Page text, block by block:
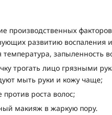
производственных
развитию воспаления
температура, запыленность
трогать лицо грязными
мыть руки и кожу чаще;
против роста волос;
макияж в жаркую пору.